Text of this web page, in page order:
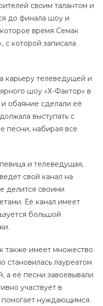
своим талантом и
до финала шоу и
время Семак
с которой записала
карьеру телеведущей и
шоу «Х-Фактор» в
обаяние сделали её
выступать с
песни, набирая все
и телеведущая,
свой канал на
делится своими
Её канал имеет
большой
также имеет множество
становилась лауреатом
а её песни завоевывали
участвует в
помогает нуждающимся.